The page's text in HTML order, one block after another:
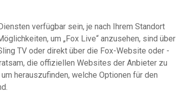
verfügbar sein, je nach Ihrem Standort
um „Fox Live“ anzusehen, sind über
TV oder direkt über die Fox-Website oder -
die offiziellen Websites der Anbieter zu
herauszufinden, welche Optionen für den